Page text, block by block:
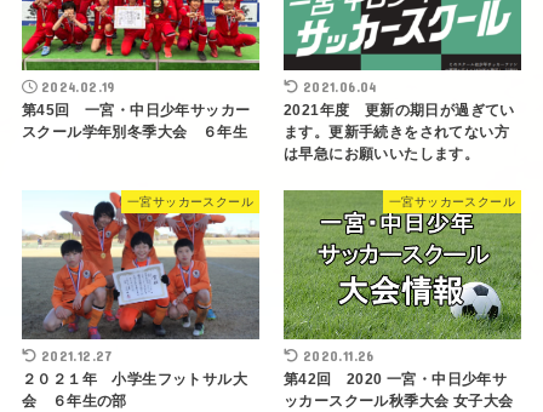
2024.02.19
第45回 一宮・中日少年サッカー
スクール学年別冬季大会 ６年生
2021.06.04
2021年度 更新の期日が過ぎてい
ます。更新手続きをされてない方
は早急にお願いいたします。
一宮サッカースクール
2021.12.27
２０２１年 小学生フットサル大
会 ６年生の部
一宮サッカースクール
2020.11.26
第42回 2020 一宮・中日少年サ
ッカースクール秋季大会 女子大会